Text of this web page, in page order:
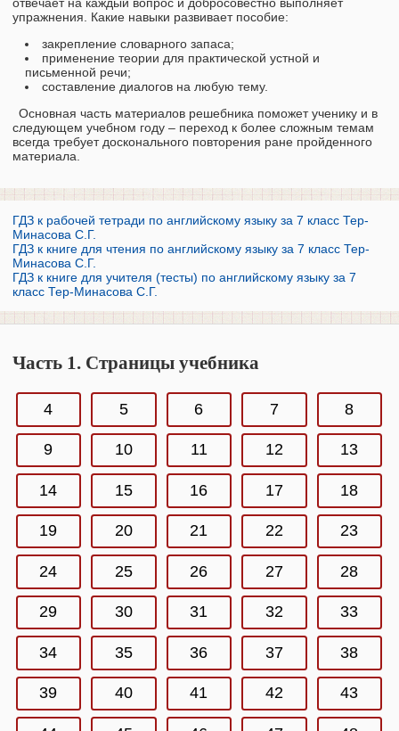
упражнения. Какие навыки развивает пособие:
закрепление словарного запаса;
применение теории для практической устной и
письменной речи;
составление диалогов на любую тему.
Основная часть материалов решебника поможет ученику и в
следующем учебном году – переход к более сложным темам
всегда требует досконального повторения ране пройденного
материала.
ГДЗ к рабочей тетради по английскому языку за 7 класс Тер-
Минасова С.Г.
ГДЗ к книге для чтения по английскому языку за 7 класс Тер-
Минасова С.Г.
ГДЗ к книге для учителя (тесты) по английскому языку за 7
класс Тер-Минасова С.Г.
Часть 1. Страницы учебника
4 5 6 7 8
9 10 11 12 13
14 15 16 17 18
19 20 21 22 23
24 25 26 27 28
29 30 31 32 33
34 35 36 37 38
39 40 41 42 43